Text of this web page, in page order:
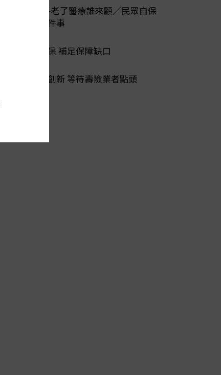
陽光行動-老了醫療誰來顧／民眾自保
先做好三件事
第二層健保 補足保障缺口
公私協力創新 等待壽險業者點頭